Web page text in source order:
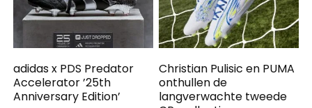
adidas x PDS Predator
Accelerator ’25th
Anniversary Edition’
Christian Pulisic en PUMA
onthullen de
langverwachte tweede